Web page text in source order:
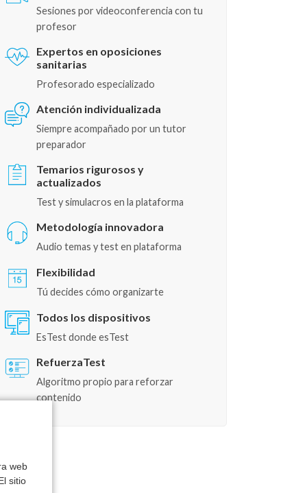
web
sitio
Sesiones por videoconferencia con tu
profesor
Expertos en oposiciones
sanitarias
Profesorado especializado
Atención individualizada
Siempre acompañado por un tutor
preparador
Temarios rigurosos y
actualizados
Test y simulacros en la plataforma
Metodología innovadora
Audio temas y test en plataforma
Flexibilidad
Tú decides cómo organizarte
Todos los dispositivos
EsTest donde esTest
RefuerzaTest
Algoritmo propio para reforzar
contenido